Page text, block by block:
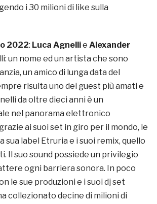
i 30 milioni di like sulla
2022: Luca Agnellie Alexander
un nome ed un artista che sono
un amico di lunga data del
risulta uno dei guest più amati e
da oltre dieci anni è un
nel panorama elettronico
ai suoi set in giro per il mondo, le
sua label Etruria e i suoi remix, quello
Il suo sound possiede un privilegio
ogni barriera sonora. In poco
le sue produzioni e i suoi dj set
collezionato decine di milioni di